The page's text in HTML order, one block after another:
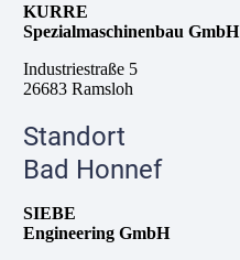
s
e
F
e
d
l
e
r
.
KURRE
Spezialmaschinenbau GmbH
Industriestraße 5
26683 Ramsloh
Standort
Bad Honnef
SIEBE
Engineering GmbH